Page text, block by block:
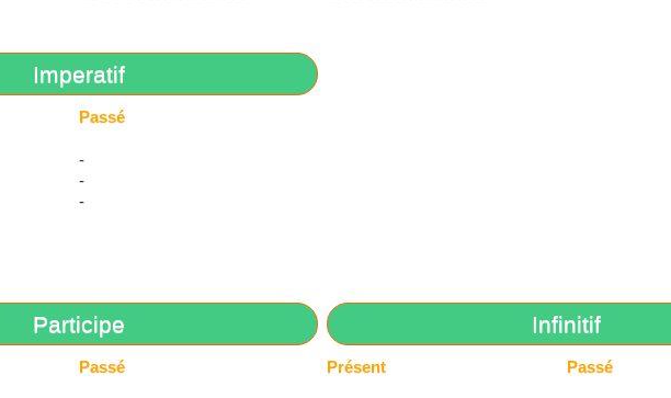
Imperatif
Passé
-
-
-
Participe
Passé
Infinitif
Présent Passé